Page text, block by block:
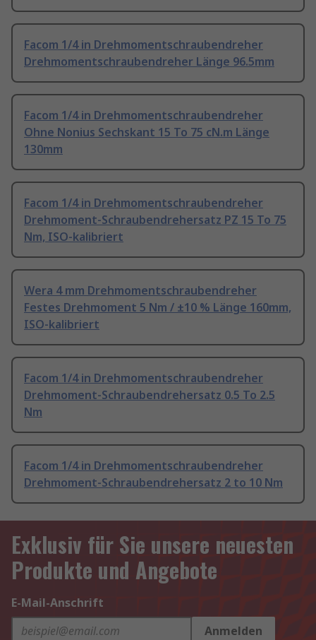
Facom 1/4 in Drehmomentschraubendreher
Drehmomentschraubendreher Länge 96.5mm
Facom 1/4 in Drehmomentschraubendreher
Ohne Nonius Sechskant 15 To 75 cN.m Länge
130mm
Facom 1/4 in Drehmomentschraubendreher
Drehmoment-Schraubendrehersatz PZ 15 To 75
Nm, ISO-kalibriert
Wera 4 mm Drehmomentschraubendreher
Festes Drehmoment 5 Nm / ±10 % Länge 160mm,
ISO-kalibriert
Facom 1/4 in Drehmomentschraubendreher
Drehmoment-Schraubendrehersatz 0.5 To 2.5
Nm
Facom 1/4 in Drehmomentschraubendreher
Drehmoment-Schraubendrehersatz 2 to 10 Nm
Exklusiv für Sie unsere neuesten
Produkte und Angebote
E-Mail-Anschrift
Anmelden